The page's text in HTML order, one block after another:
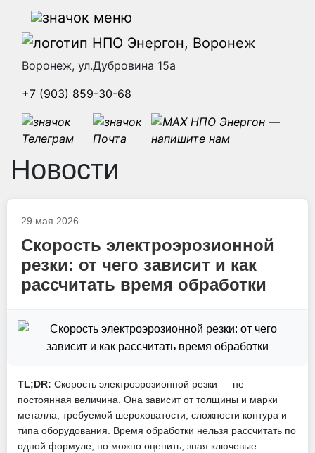
Воронеж, ул.Дубровина 15а
+7 (903) 859-30-68
Новости
29 мая 2026
Скорость электроэрозионной
резки: от чего зависит и как
рассчитать время обработки
TL;DR: Скорость электроэрозионной резки — не
постоянная величина. Она зависит от толщины и марки
металла, требуемой шероховатости, сложности контура и
типа оборудования. Время обработки нельзя рассчитать по
одной формуле, но можно оценить, зная ключевые